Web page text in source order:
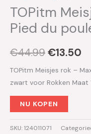
TOPitm
Pied du
€44.99€13.50
TOPitm Meisjes rok –
zwart voor Rokken Maat
NU KOPEN
SKU:124011071